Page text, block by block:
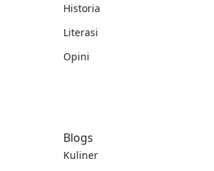
Historia
Literasi
Opini
Blogs
Kuliner